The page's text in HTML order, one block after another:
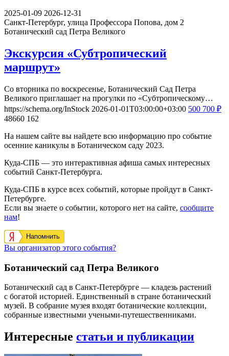
2025-01-09 2026-12-31
Санкт-Петербург, улица Профессора Попова, дом 2
Ботанический сад Петра Великого
Экскурсия «Субтропический
маршрут»
Со вторника по воскресенье, Ботанический Сад Петра
Великого приглашает на прогулки по «Субтропическому…
https://schema.org/InStock 2026-01-01T03:00:00+03:00 500 700 ₽
48660 162
На нашем сайте вы найдете всю информацию про событие
осенние каникулы в Ботаническом саду 2023.
Куда-СПБ — это интерактивная афиша самых интересных
событий Санкт-Петербурга.
Куда-СПБ в курсе всех событий, которые пройдут в Санкт-
Петербурге.
Если вы знаете о событии, которого нет на сайте, сообщите
нам!
Напомнить
Вы организатор этого события?
Ботанический сад Петра Великого
Ботанический сад в Санкт-Петербурге — кладезь растений
с богатой историей. Единственный в стране ботанический
музей. В собрание музея входят ботанические коллекции,
собранные известными учеными-путешественниками.
Интересные статьи и публикации